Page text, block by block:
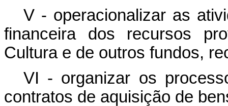
V - operacionalizar as
financeira dos recursos
Cultura e de outros fundos,
VI - organizar os
contratos de aquisição de